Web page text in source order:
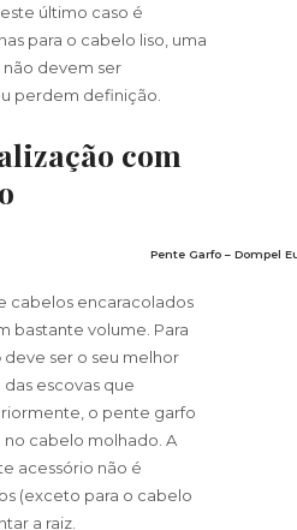
último caso é
para o cabelo liso, uma
não devem ser
perdem definição.
com
Pente Garfo – Dompel
cabelos encaracolados
bastante volume. Para
deve ser o seu melhor
escovas que
o pente garfo
no cabelo molhado. A
acessório não é
(exceto para o cabelo
a raiz.